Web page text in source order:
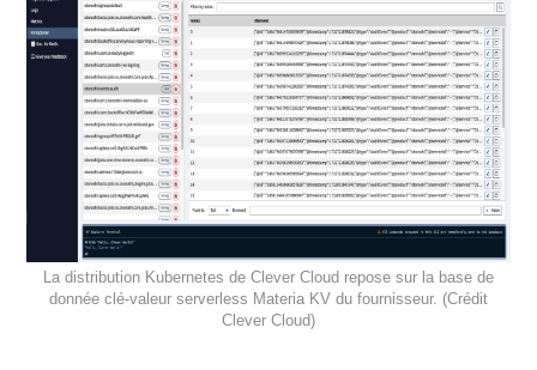
La distribution Kubernetes de Clever Cloud repose sur la base de
donnée clé-valeur serverless Materia KV du fournisseur. (Crédit
Clever Cloud)